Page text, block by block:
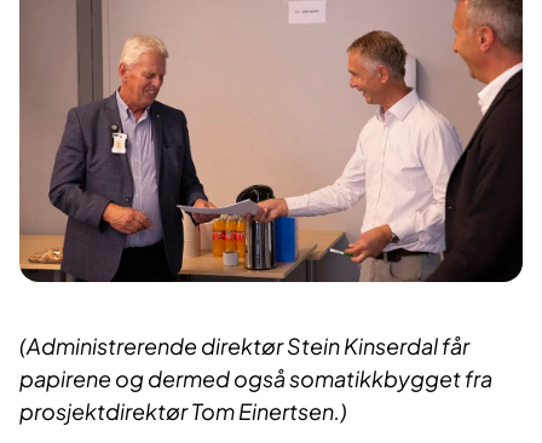
(Administrerende direktør Stein Kinserdal får
papirene og dermed også somatikkbygget fra
prosjektdirektør Tom Einertsen.)